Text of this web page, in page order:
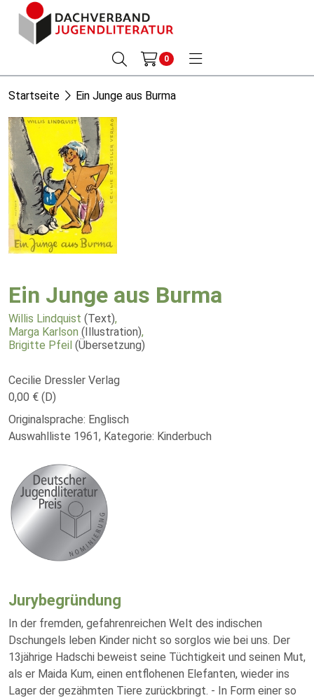
0
Startseite Ein Junge aus Burma
Ein Junge aus Burma
Willis Lindquist (Text),
Marga Karlson (Illustration),
Brigitte Pfeil (Übersetzung)
Cecilie Dressler Verlag
0,00 € (D)
Originalsprache: Englisch
Auswahlliste 1961, Kategorie: Kinderbuch
Jurybegründung
In der fremden, gefahrenreichen Welt des indischen
Dschungels leben Kinder nicht so sorglos wie bei uns. Der
13jährige Hadschi beweist seine Tüchtigkeit und seinen Mut,
als er Maida Kum, einen entflohenen Elefanten, wieder ins
Lager der gezähmten Tiere zurückbringt. - In Form einer so